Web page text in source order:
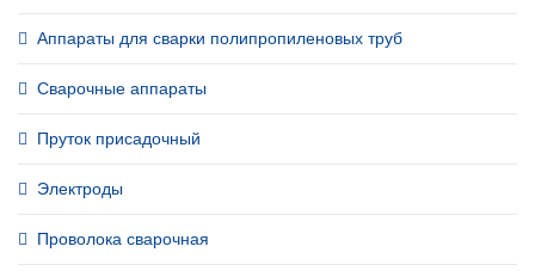
Аппараты для сварки полипропиленовых труб
Сварочные аппараты
Пруток присадочный
Электроды
Проволока сварочная